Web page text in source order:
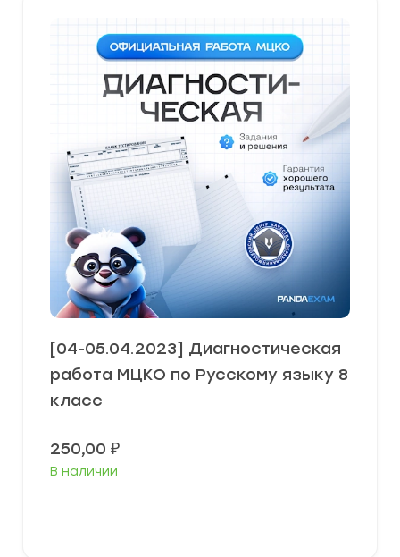
[04-05.04.2023] Диагностическая
работа МЦКО по Русскому языку 8
класс
250,00 ₽
В наличии